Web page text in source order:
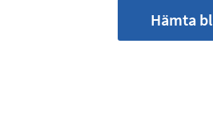
Hämta